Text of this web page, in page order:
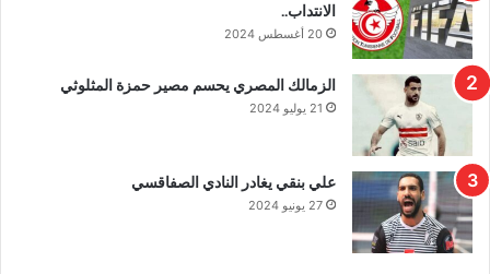
الانتداب..
20 أغسطس 2024
الزمالك المصري يحسم مصير حمزة المثلوثي
21 يوليو 2024
علي بنقي يغادر النادي الصفاقسي
27 يونيو 2024